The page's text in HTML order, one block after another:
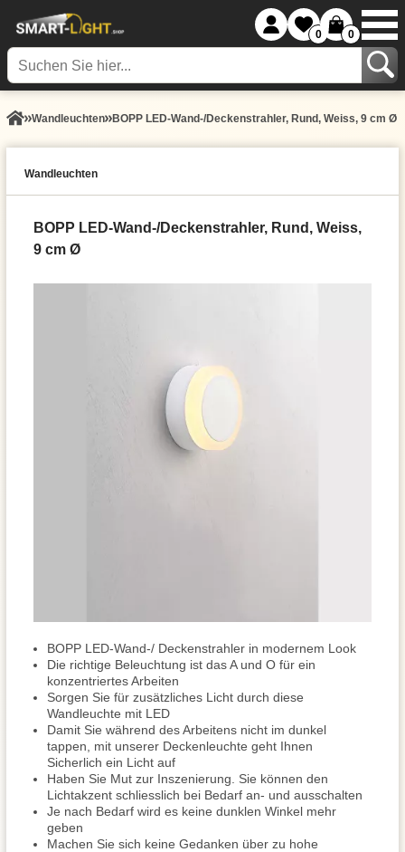
0 0
Wand­leuchten BOPP LED-Wand-/Deckenstrahler, Rund, Weiss, 9 cm Ø
Wand­leuchten
BOPP LED-Wand-/Deckenstrahler, Rund, Weiss,
9 cm Ø
BOPP LED-Wand-/ Deckenstrahler in modernem Look
Die richtige Beleuchtung ist das A und O für ein
konzentriertes Arbeiten
Sorgen Sie für zusätzliches Licht durch diese
Wandleuchte mit LED
Damit Sie während des Arbeitens nicht im dunkel
tappen, mit unserer Deckenleuchte geht Ihnen
Sicherlich ein Licht auf
Haben Sie Mut zur Inszenierung. Sie können den
Lichtakzent schliesslich bei Bedarf an- und ausschalten
Je nach Bedarf wird es keine dunklen Winkel mehr
geben
Machen Sie sich keine Gedanken über zu hohe